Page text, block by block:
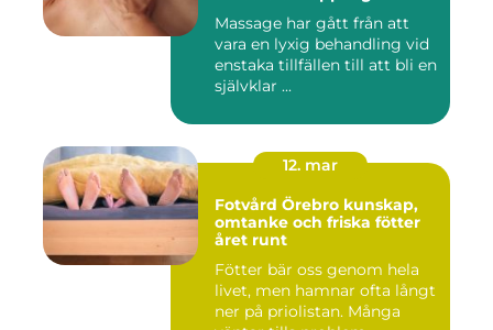
Massage har gått från att
vara en lyxig behandling vid
enstaka tillfällen till att bli en
självklar ...
12. mar
Fotvård Örebro kunskap,
omtanke och friska fötter
året runt
Fötter bär oss genom hela
livet, men hamnar ofta långt
ner på priolistan. Många